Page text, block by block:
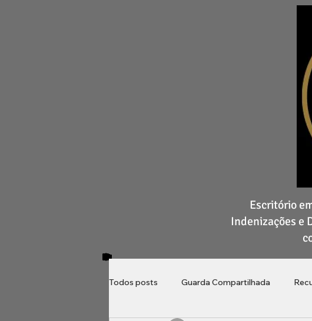
Escritório
Indenizações e
Todos posts Guarda Compartilhada